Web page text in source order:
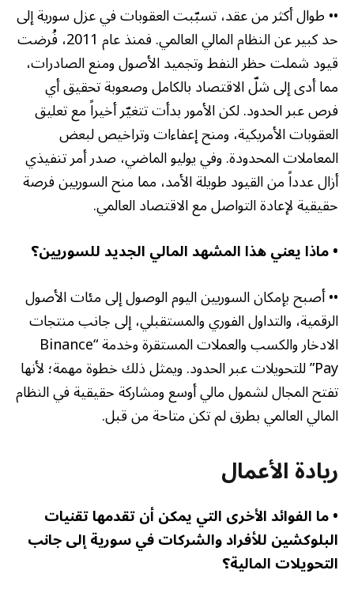
•• طوال أكثر من عقد، تسبّبت العقوبات في عزل سورية إلى
حد كبير عن النظام المالي العالمي. فمنذ عام 2011، فُرضت
قيود شملت حظر النفط وتجميد الأصول ومنع الصادرات،
مما أدى إلى شلّ الاقتصاد بالكامل وصعوبة تحقيق أي
فرص عبر الحدود. لكن الأمور بدأت تتغيّر أخيراً مع تعليق
العقوبات الأمريكية، ومنح إعفاءات وتراخيص لبعض
المعاملات المحدودة. وفي يوليو الماضي، صدر أمر تنفيذي
أزال عدداً من القيود طويلة الأمد، مما منح السوريين فرصة
حقيقية لإعادة التواصل مع الاقتصاد العالمي.
• ماذا يعني هذا المشهد المالي الجديد للسوريين؟
•• أصبح بإمكان السوريين اليوم الوصول إلى مئات الأصول
الرقمية، والتداول الفوري والمستقبلي، إلى جانب منتجات
الادخار والكسب والعملات المستقرة وخدمة “Binance
Pay” للتحويلات عبر الحدود. ويمثل ذلك خطوة مهمة؛ لأنها
تفتح المجال لشمول مالي أوسع ومشاركة حقيقية في النظام
المالي العالمي بطرق لم تكن متاحة من قبل.
ريادة الأعمال
• ما الفوائد الأخرى التي يمكن أن تقدمها تقنيات
البلوكشين للأفراد والشركات في سورية إلى جانب
التحويلات المالية؟